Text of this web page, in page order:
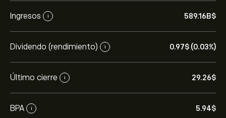
Ingresos i 589.16B‎$‎
Dividendo (rendimiento) i 0.97‎$‎ (0.03%)
Último cierre i 29.26‎$‎
BPA i 5.94‎$‎